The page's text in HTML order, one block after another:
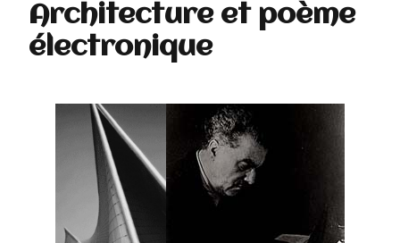
Architecture et poème
électronique